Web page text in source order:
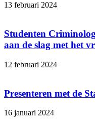
13 februari 2024
Studenten
aan de slag met het
12 februari 2024
Presenteren met de
16 januari 2024